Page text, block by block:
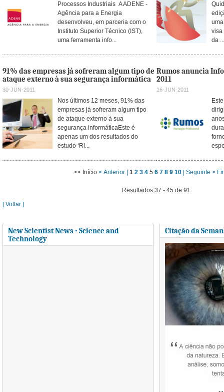
Processos Industriais A ADENE -
Agência para a Energia
desenvolveu, em parceria com o
Instituto Superior Técnico (IST),
uma ferramenta info...
visa
da ...
91% das empresas já sofreram algum tipo de
ataque externo à sua segurança informática
30-JUN-2011
Nos últimos 12 meses, 91% das
empresas já sofreram algum tipo
de ataque externo à sua
segurança informáticaEste é
apenas um dos resultados do
estudo ‘Ri...
Rumos anuncia
2011
16-JUN-2011
<< Início < Anterior | 1 2 3 4 5 6 7 8 9 10 | Seguinte >
Resultados 37 - 45 de 91
[ Voltar ]
New Scientist News - Science and
Technology
Citação da